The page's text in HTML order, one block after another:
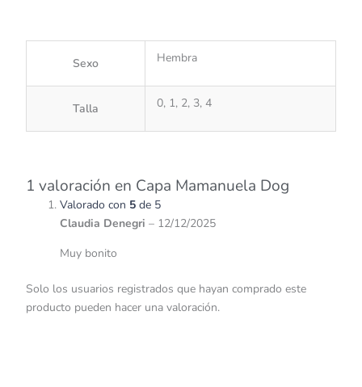
Sexo Hembra
Talla 0, 1, 2, 3, 4
1 valoración en Capa Mamanuela Dog
Valorado con 5 de 5
Claudia Denegri – 12/12/2025
Muy bonito
Solo los usuarios registrados que hayan comprado este
producto pueden hacer una valoración.